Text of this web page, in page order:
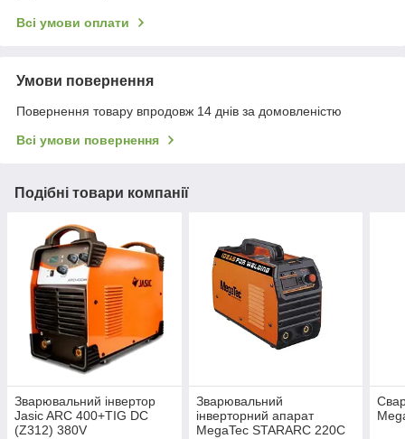
Всі умови оплати
Умови повернення
Повернення товару впродовж 14 днів за домовленістю
Всі умови повернення
Подібні товари компанії
Зварювальний інвертор
Jasic ARC 400+TIG DC
(Z312) 380V
Зварювальний
інверторний апарат
MegaTec STARARC 220С